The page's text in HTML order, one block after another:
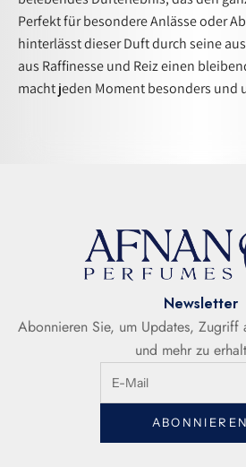
Perfekt für besondere Anlässe oder
hinterlässt dieser Duft durch seine
aus Raffinesse und Reiz einen
macht jeden Moment besonders und
Newsletter
Abonnieren Sie, um Updates, Zugriff
und mehr zu
ABONNIEREN